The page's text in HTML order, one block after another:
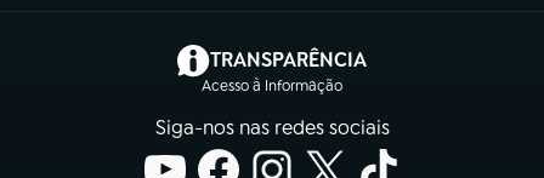
TRANSPARÊNCIA
Acesso à Informação
(abre em nova aba)
Siga-nos nas redes sociais